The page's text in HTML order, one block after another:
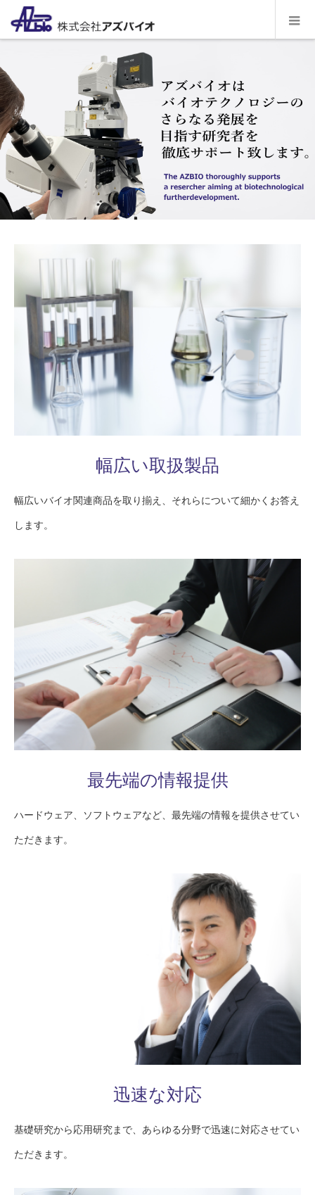
幅広い取扱製品
幅広いバイオ関連商品を取り揃え、それらについて細かくお答え
します。
最先端の情報提供
ハードウェア、ソフトウェアなど、最先端の情報を提供させてい
ただきます。
迅速な対応
基礎研究から応用研究まで、あらゆる分野で迅速に対応させてい
ただきます。